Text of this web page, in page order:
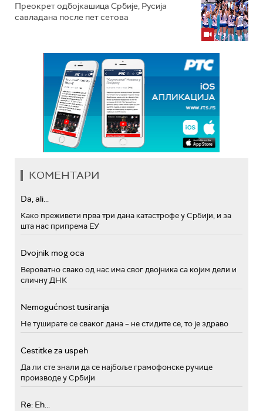
Преокрет одбојкашица Србије, Русија
савладана после пет сетова
КОМЕНТАРИ
Da, ali...
Како преживети прва три дана катастрофе у Србији, и за
шта нас припрема ЕУ
Dvojnik mog oca
Вероватно свако од нас има свог двојника са којим дели и
сличну ДНК
Nemogućnost tusiranja
Не туширате се сваког дана – не стидите се, то је здраво
Cestitke za uspeh
Да ли сте знали да се најбоље грамофонске ручице
производе у Србији
Re: Eh...